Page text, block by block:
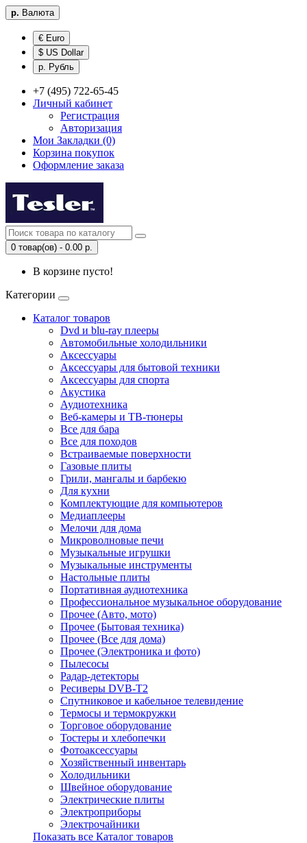
р. Валюта
€ Euro
$ US Dollar
р. Рубль
+7 (495) 722-65-45
Личный кабинет
Регистрация
Авторизация
Мои Закладки (0)
Корзина покупок
Оформление заказа
0 товар(ов) - 0.00 р.
В корзине пусто!
Категории
Каталог товаров
Dvd и blu-ray плееры
Автомобильные холодильники
Аксессуары
Аксессуары для бытовой техники
Аксессуары для спорта
Акустика
Аудиотехника
Веб-камеры и ТВ-тюнеры
Все для бара
Все для походов
Встраиваемые поверхности
Газовые плиты
Грили, мангалы и барбекю
Для кухни
Комплектующие для компьютеров
Медиаплееры
Мелочи для дома
Микроволновые печи
Музыкальные игрушки
Музыкальные инструменты
Настольные плиты
Портативная аудиотехника
Профессиональное музыкальное оборудование
Прочее (Авто, мото)
Прочее (Бытовая техника)
Прочее (Все для дома)
Прочее (Электроника и фото)
Пылесосы
Радар-детекторы
Ресиверы DVB-T2
Спутниковое и кабельное телевидение
Термосы и термокружки
Торговое оборудование
Тостеры и хлебопечки
Фотоаксессуары
Хозяйственный инвентарь
Холодильники
Швейное оборудование
Электрические плиты
Электроприборы
Электрочайники
Показать все Каталог товаров